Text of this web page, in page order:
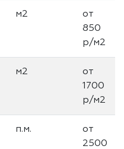
м2
от
850
р/м2
м2
от
1700
р/м2
п.м.
от
2500